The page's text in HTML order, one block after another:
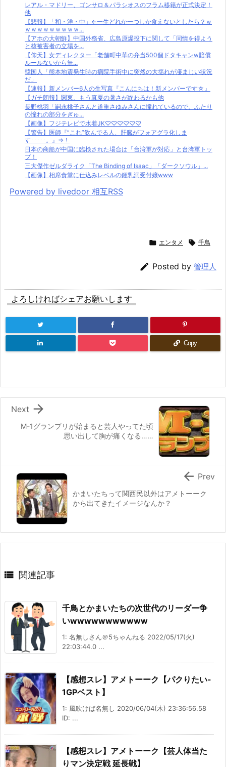
レアル・マドリー、ゴンサロ＆パラシオスのフラム移籍が正式決定！
他
【悲報】「和・洋・中」←一生どれか一つしか食えないとしたら？ｗ
ｗｗｗｗｗｗｗｗｗ...
【アホの大朝鮮】中国外務省、広島原爆投下に関して「同情を得よう
と核被害者の立場を...
【仰天】女ディレクター「老舗町中華の弁当500個ドタキャンw賠償
ルールないから無...
韓国人「熊本地震発生時の病院手術中に突然の大揺れが凄まじい状況
だ」
【速報】新メンバー6人の生写真『こんにちは！新メンバーです☆』
【ガチ朗報】関東、もう真夏の暑さが終わるかも他
長野桃羽「嗣永桃子さんと道重さゆみさんに憧れているので、ふたり
の憧れの部分をぎゅ...
【画像】フジテレビで水着JK♡♡♡♡♡♡
【警告】医師『”これ”飲んでる人、肝臓がフォアグラ化しま
す･････。』⇒！
日本の商船が中国に臨検された場合は「台湾軍が対応」と台湾軍トッ
プ！
三大傑作ゼルダライク「The Binding of Isaac」「ダークソウル」...
【画像】相席食堂に仕込みレベルの鍾乳洞受付嬢www
Powered by livedoor 相互RSS
 エンタメ  千鳥
 Posted by 管理人
よろしければシェアお願いします
Copy
M-1グランプリが始まると芸人やってた頃
思い出して胸が痛くなる……

Next
かまいたちって関西民以外はアメトーーク
から出てきたイメージなんか？
 Prev
 関連記事
千鳥とかまいたちの次世代のリーダー争
いwwwwwwwwwww
1: 名無しさん＠5ちゃんねる 2022/05/17(火)
22:03:44.0 ...
【感想スレ】アメトーーク【パクりたい-
1GPベスト】
1: 風吹けば名無し 2020/06/04(木) 23:36:56.58
ID: ...
【感想スレ】アメトーーク【芸人体当た
りマン決定戦 延長戦】